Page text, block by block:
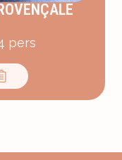
pers